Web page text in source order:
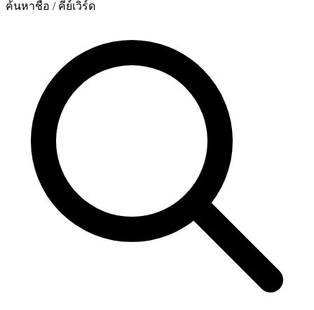
ค้นหาชื่อ / คีย์เวิร์ด